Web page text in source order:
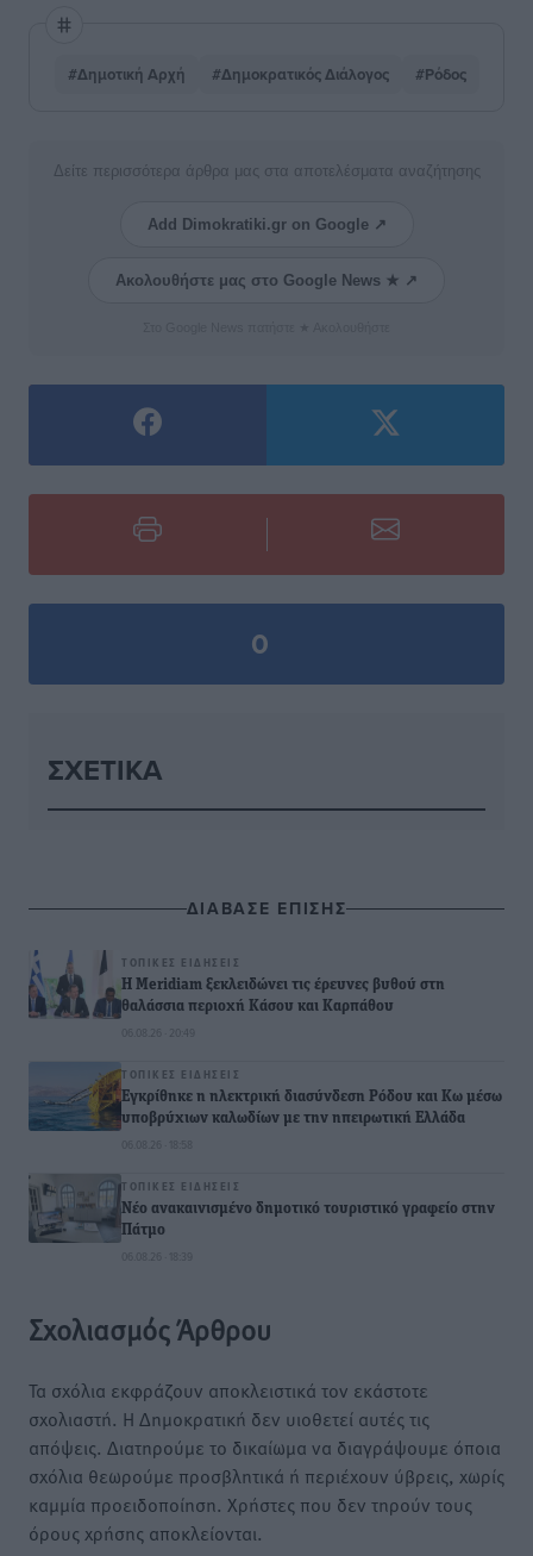
#Δημοτική Αρχή #Δημοκρατικός Διάλογος #Ρόδος
Δείτε περισσότερα άρθρα μας στα αποτελέσματα αναζήτησης
Add Dimokratiki.gr on Google ↗
Ακολουθήστε μας στο Google News ★ ↗
0
ΣΧΕΤΙΚΆ
ΔΙΑΒΑΣΕ ΕΠΙΣΗΣ
ΤΟΠΙΚΈΣ ΕΙΔΉΣΕΙΣ
Η Meridiam ξεκλειδώνει τις έρευνες βυθού στη
θαλάσσια περιοχή Κάσου και Καρπάθου
06.08.26 · 20:49
ΤΟΠΙΚΈΣ ΕΙΔΉΣΕΙΣ
Εγκρίθηκε η ηλεκτρική διασύνδεση Ρόδου και Κω μέσω
υποβρύχιων καλωδίων με την ηπειρωτική Ελλάδα
06.08.26 · 18:58
ΤΟΠΙΚΈΣ ΕΙΔΉΣΕΙΣ
Νέο ανακαινισμένο δημοτικό τουριστικό γραφείο στην
Πάτμο
06.08.26 · 18:39
Σχολιασμός Άρθρου
Τα σχόλια εκφράζουν αποκλειστικά τον εκάστοτε
σχολιαστή. Η Δημοκρατική δεν υιοθετεί αυτές τις
απόψεις. Διατηρούμε το δικαίωμα να διαγράψουμε όποια
σχόλια θεωρούμε προσβλητικά ή περιέχουν ύβρεις, χωρίς
καμμία προειδοποίηση. Χρήστες που δεν τηρούν τους
όρους χρήσης αποκλείονται.